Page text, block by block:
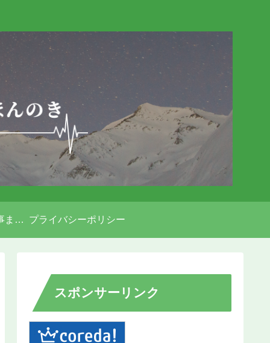
パワーピボット記事まとめ プライバシーポリシー
スポンサーリンク